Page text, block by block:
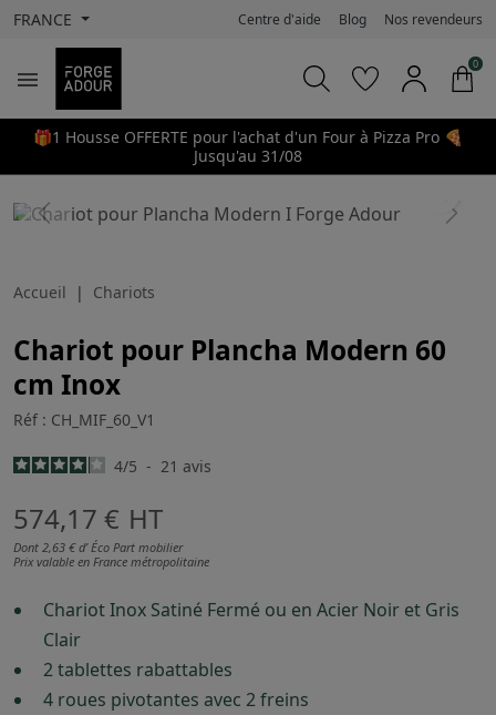
FRANCE Centre d'aide Blog Nos revendeurs

0
🎁1 Housse OFFERTE pour l'achat d'un Four à Pizza Pro 🍕
Jusqu'au 31/08
Previous Next
Accueil Chariots
Chariot pour Plancha Modern 60
cm Inox
Réf : CH_MIF_60_V1
4/5 - 21 avis
574,17 € HT
Dont 2,63 € d’ Éco Part mobilier
Prix valable en France métropolitaine
Chariot Inox Satiné Fermé ou en Acier Noir et Gris
Clair
2 tablettes rabattables
4 roues pivotantes avec 2 freins